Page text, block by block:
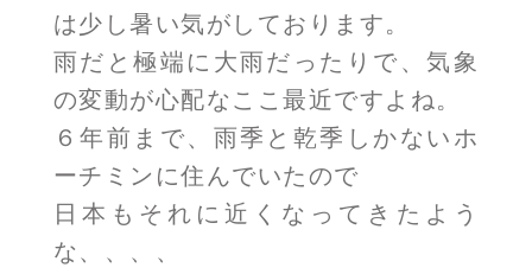
は少し暑い気がしております。
雨だと極端に大雨だったりで、気象
の変動が心配なここ最近ですよね。
６年前まで、雨季と乾季しかないホ
ーチミンに住んでいたので
日本もそれに近くなってきたよう
な、、、、